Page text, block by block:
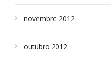
novembro 2012
outubro 2012